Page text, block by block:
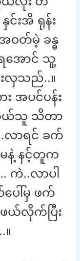
းအိ ရုန်း
တ်မဲ့ ခန္ဓ
အောင် သူ့
လှသည်..။
အပင်ပန်း
ဘယ်သူ သိတာ
လာရင် ခက်
နဲ့ နင့်တူက
ကဲ..လာပါ
ေါ်မှ ဖက်
ယ်လိုက်ပြီး